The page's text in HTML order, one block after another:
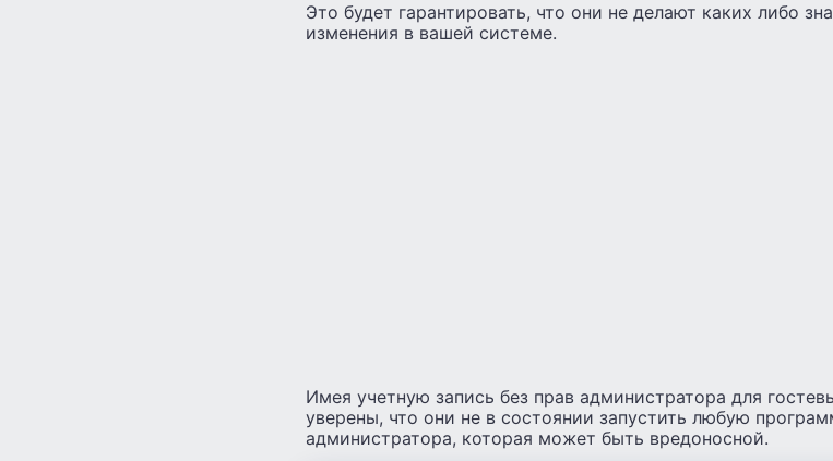
Это будет гарантировать, что они не делают каких либо
изменения в вашей системе.
Имея учетную запись без прав администратора для
уверены, что они не в состоянии запустить любую
администратора, которая может быть вредоносной.